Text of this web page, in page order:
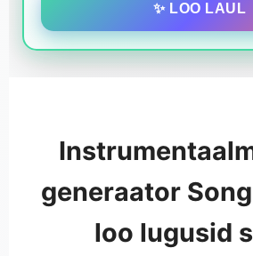
✨ LOO LAUL
generaator
loo lugusid